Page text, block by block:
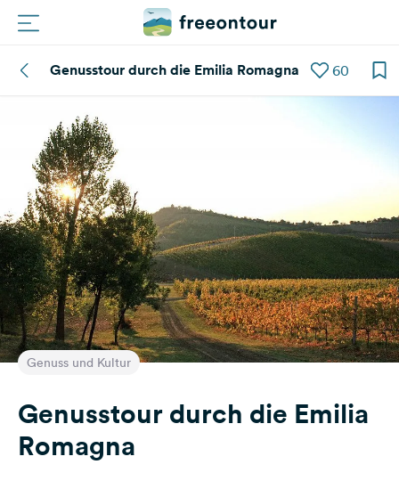
Plätze
Magazin
Partner
Registrieren
Einloggen
Newsletter
Feedback
Sprache:
Genusstour durch die Emilia Romagna 60
Genuss und Kultur
Genusstour durch die Emilia
Romagna